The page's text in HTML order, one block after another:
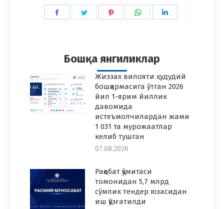
Share
Share
Share
Share
Бошқа янгиликлар
Жиззах вилояти ҳудудий
бошқармасига ўтган 2026
йил 1-ярим йиллик
давомида
истеъмолчилардан жами
1 031 та мурожаатлар
келиб тушган
07.08.2026
Рақобат қўмитаси
томонидан 5,7 млрд
сўмлик тендер юзасидан
иш қўзғатилди